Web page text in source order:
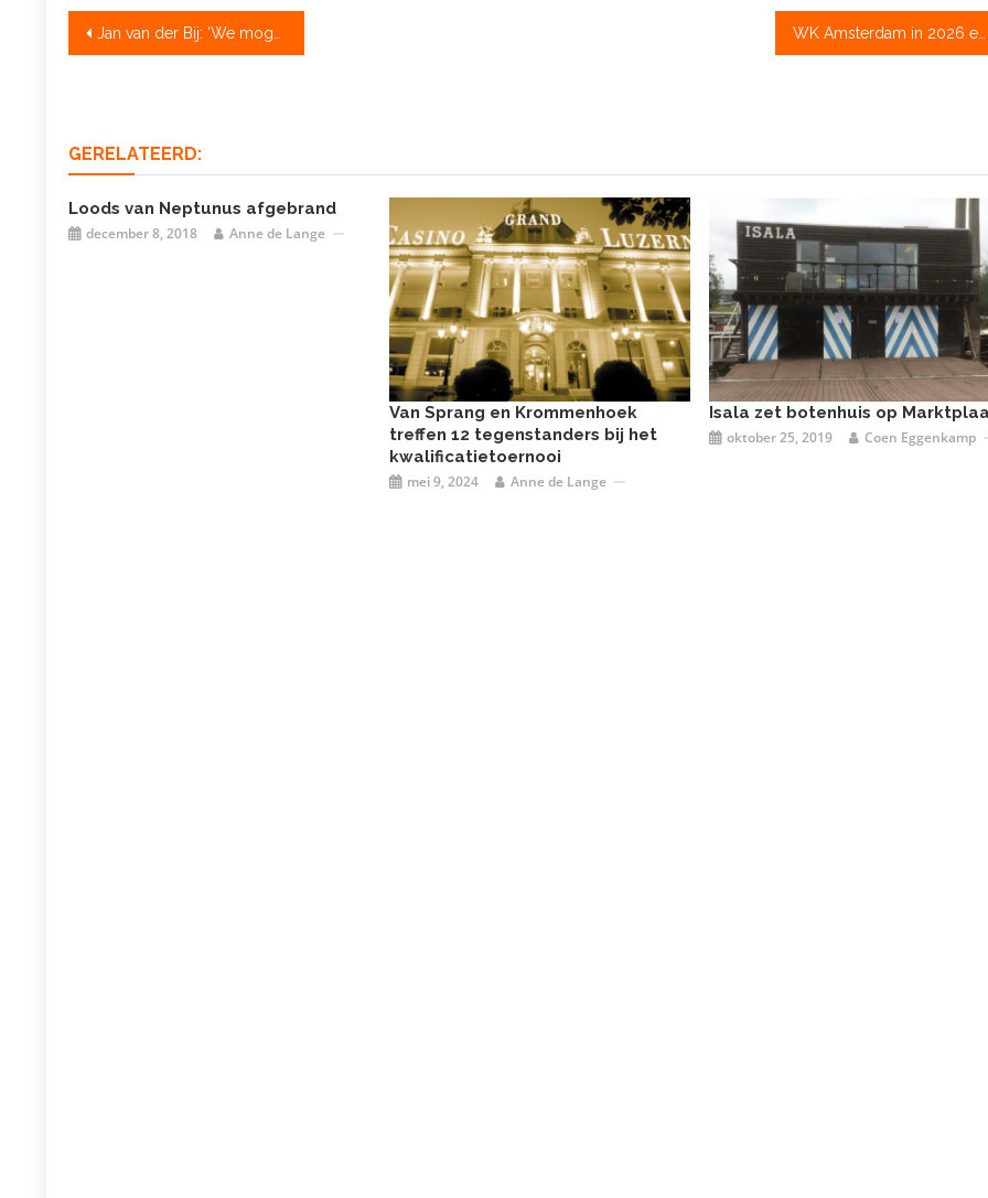
Bericht
Jan van der Bij: ‘We mogen wél starten bij de Koninklijke’ WK Amsterdam in 2026 een feit
GERELATEERD:
Loods van Neptunus afgebrand
december 8, 2018 Anne de Lange
Van Sprang en Krommenhoek
treffen 12 tegenstanders bij het
kwalificatietoernooi
mei 9, 2024 Anne de Lange
Isala zet botenhuis op
oktober 25, 2019 Coen Eggenkamp